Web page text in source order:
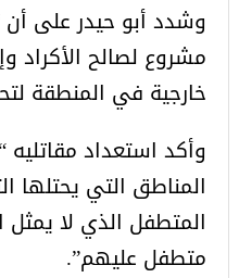
وشدد أبو حيدر على أن
مشروع لصالح
خارجية في المنطقة
وأكد استعداد مقاتليه
المناطق التي يحتلها
المتطفل الذي لا يمثل
متطفل عليهم”.